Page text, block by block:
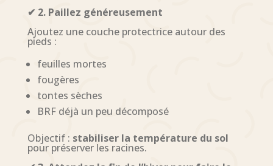
✔ 2. Paillez généreusement
Ajoutez une couche protectrice autour des
pieds :
feuilles mortes
fougères
tontes sèches
BRF déjà un peu décomposé
Objectif : stabiliser la température du sol
pour préserver les racines.